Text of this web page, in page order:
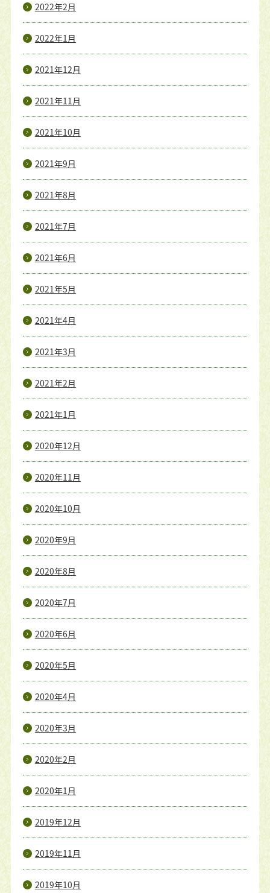
2022年2月
2022年1月
2021年12月
2021年11月
2021年10月
2021年9月
2021年8月
2021年7月
2021年6月
2021年5月
2021年4月
2021年3月
2021年2月
2021年1月
2020年12月
2020年11月
2020年10月
2020年9月
2020年8月
2020年7月
2020年6月
2020年5月
2020年4月
2020年3月
2020年2月
2020年1月
2019年12月
2019年11月
2019年10月